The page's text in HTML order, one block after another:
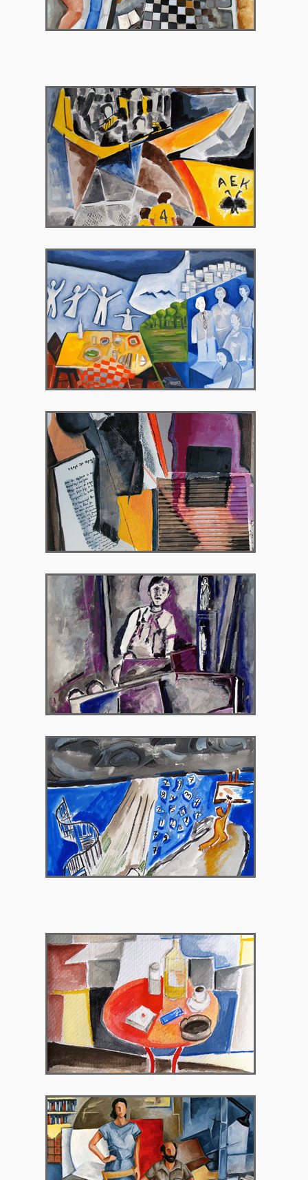
2010 – Γκαλερί Περιτεχνών
2012 – Γκαλερί Theorema, Βρυξέλλες,
Βέλγιο
2012 – Βιβλιοπωλείο ΙΑΝΟΣ, Αθήνα
2014 – Γκαλερί Χρυσόθεμις
2015 – Γκαλερί Theorema, Βρυξέλλες,
Βέλγιο
2017 – Polis Art Cafe, Αθήνα
2018 – Γκαλερί Χρυσόθεμις